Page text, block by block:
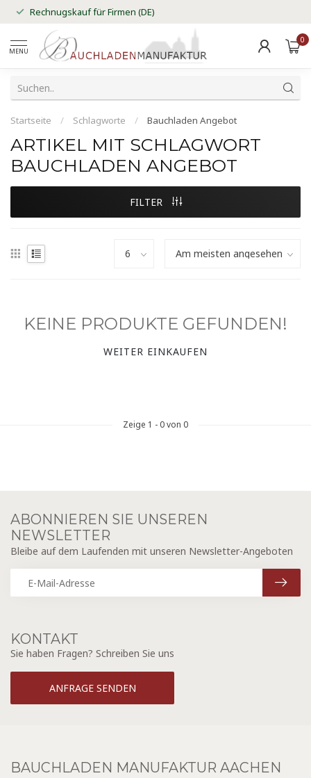
Rechnugskauf für Firmen (DE)
MENU
0
Startseite / Schlagworte / Bauchladen Angebot
ARTIKEL MIT SCHLAGWORT
BAUCHLADEN ANGEBOT
FILTER
KEINE PRODUKTE GEFUNDEN!
WEITER EINKAUFEN
Zeige 1 - 0von 0
KONTAKT
Sie haben Fragen? Schreiben Sie uns
ANFRAGE SENDEN
ABONNIEREN SIE UNSEREN
NEWSLETTER
Bleibe auf dem Laufenden mit unseren Newsletter-Angeboten
BAUCHLADEN MANUFAKTUR AACHEN